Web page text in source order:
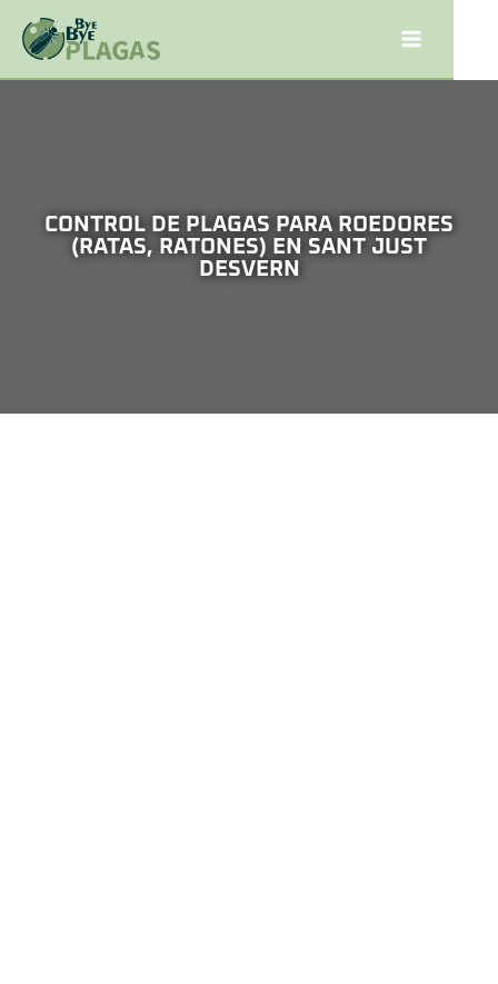
CONTROL DE PLAGAS PARA ROEDORES
(RATAS, RATONES) EN SANT JUST
DESVERN